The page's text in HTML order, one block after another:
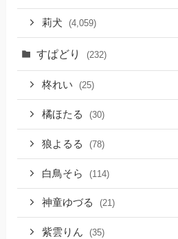
莉犬 (4,059)
すぱどり (232)
柊れい (25)
橘ほたる (30)
狼よるる (78)
白鳥そら (114)
神童ゆづる (21)
紫雲りん (35)